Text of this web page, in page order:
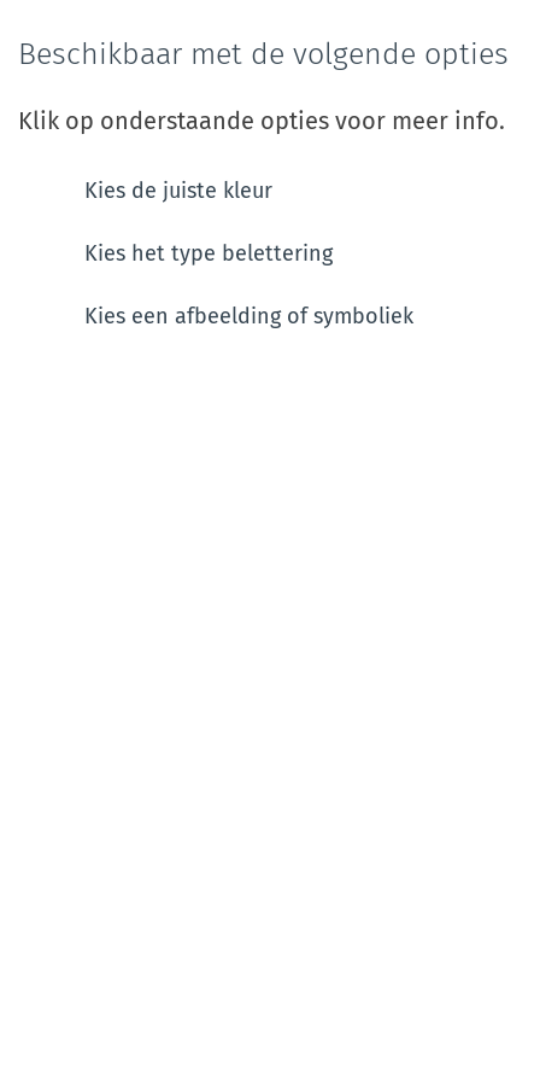
Beschikbaar met de volgende opties
Klik op onderstaande opties voor meer info.
Kies de juiste kleur
Kies het type belettering
Kies een afbeelding of symboliek